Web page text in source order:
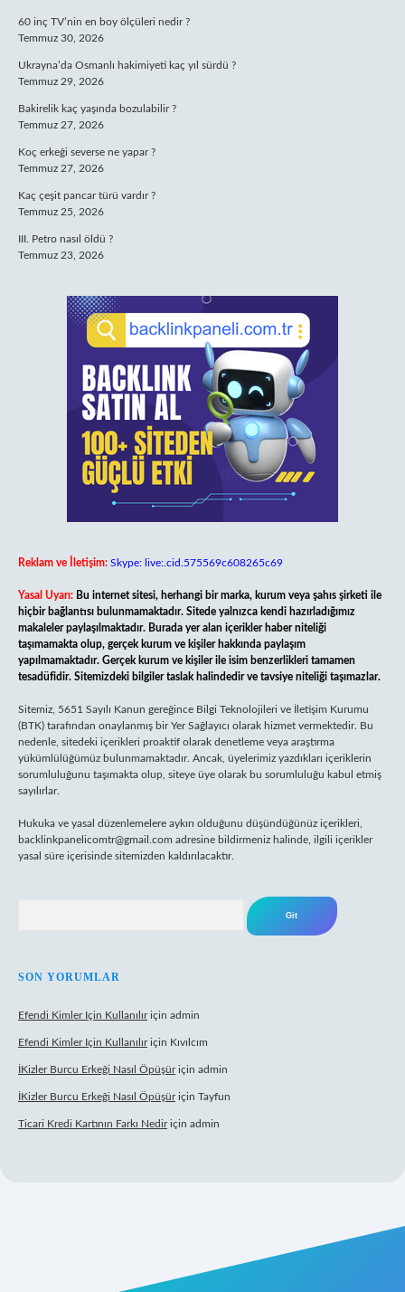
60 inç TV’nin en boy ölçüleri nedir ?
Temmuz 30, 2026
Ukrayna’da Osmanlı hakimiyeti kaç yıl sürdü ?
Temmuz 29, 2026
Bakirelik kaç yaşında bozulabilir ?
Temmuz 27, 2026
Koç erkeği severse ne yapar ?
Temmuz 27, 2026
Kaç çeşit pancar türü vardır ?
Temmuz 25, 2026
III. Petro nasıl öldü ?
Temmuz 23, 2026
Reklam ve İletişim: Skype: live:.cid.575569c608265c69
Yasal Uyarı: Bu internet sitesi, herhangi bir marka, kurum veya şahıs şirketi ile
hiçbir bağlantısı bulunmamaktadır. Sitede yalnızca kendi hazırladığımız
makaleler paylaşılmaktadır. Burada yer alan içerikler haber niteliği
taşımamakta olup, gerçek kurum ve kişiler hakkında paylaşım
yapılmamaktadır. Gerçek kurum ve kişiler ile isim benzerlikleri tamamen
tesadüfidir. Sitemizdeki bilgiler taslak halindedir ve tavsiye niteliği taşımazlar.
Sitemiz, 5651 Sayılı Kanun gereğince Bilgi Teknolojileri ve İletişim Kurumu
(BTK) tarafından onaylanmış bir Yer Sağlayıcı olarak hizmet vermektedir. Bu
nedenle, sitedeki içerikleri proaktif olarak denetleme veya araştırma
yükümlülüğümüz bulunmamaktadır. Ancak, üyelerimiz yazdıkları içeriklerin
sorumluluğunu taşımakta olup, siteye üye olarak bu sorumluluğu kabul etmiş
sayılırlar.
Hukuka ve yasal düzenlemelere aykırı olduğunu düşündüğünüz içerikleri,
backlinkpanelicomtr@gmail.com adresine bildirmeniz halinde, ilgili içerikler
yasal süre içerisinde sitemizden kaldırılacaktır.
SON YORUMLAR
Efendi Kimler Için Kullanılıriçin admin
Efendi Kimler Için Kullanılıriçin Kıvılcım
İKizler Burcu Erkeği Nasıl Öpüşüriçin admin
İKizler Burcu Erkeği Nasıl Öpüşüriçin Tayfun
Ticari Kredi Kartının Farkı Nediriçin admin